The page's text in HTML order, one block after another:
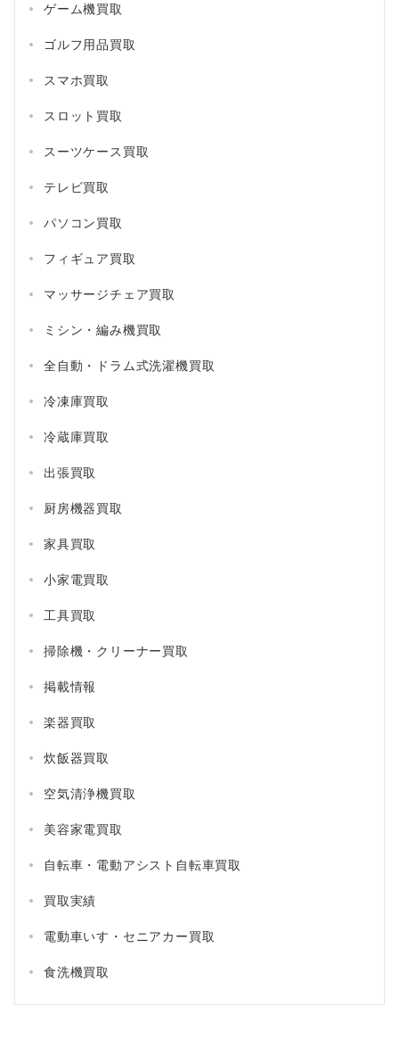
ゲーム機買取
ゴルフ用品買取
スマホ買取
スロット買取
スーツケース買取
テレビ買取
パソコン買取
フィギュア買取
マッサージチェア買取
ミシン・編み機買取
全自動・ドラム式洗濯機買取
冷凍庫買取
冷蔵庫買取
出張買取
厨房機器買取
家具買取
小家電買取
工具買取
掃除機・クリーナー買取
掲載情報
楽器買取
炊飯器買取
空気清浄機買取
美容家電買取
自転車・電動アシスト自転車買取
買取実績
電動車いす・セニアカー買取
食洗機買取